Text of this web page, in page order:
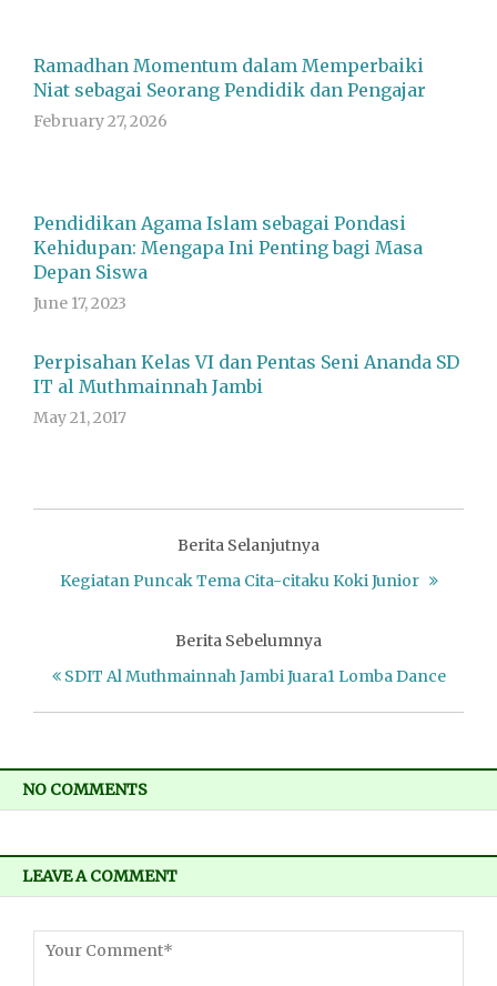
Ramadhan Momentum dalam Memperbaiki
Niat sebagai Seorang Pendidik dan Pengajar
February 27, 2026
Pendidikan Agama Islam sebagai Pondasi
Kehidupan: Mengapa Ini Penting bagi Masa
Depan Siswa
June 17, 2023
Perpisahan Kelas VI dan Pentas Seni Ananda SD
IT al Muthmainnah Jambi
May 21, 2017
Berita Selanjutnya
Kegiatan Puncak Tema Cita-citaku Koki Junior
Berita Sebelumnya
SDIT Al Muthmainnah Jambi Juara1 Lomba Dance
NO COMMENTS
LEAVE A COMMENT